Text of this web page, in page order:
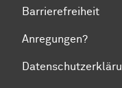
Barrierefreiheit
Anregungen?